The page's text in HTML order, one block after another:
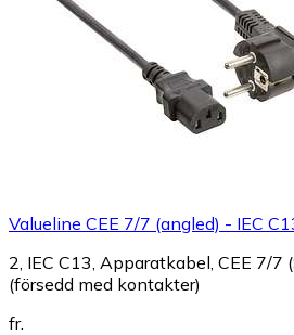
Valueline CEE 7/7 (angled) - IEC
2, IEC C13, Apparatkabel, CEE 7/7
(försedd med kontakter)
fr.